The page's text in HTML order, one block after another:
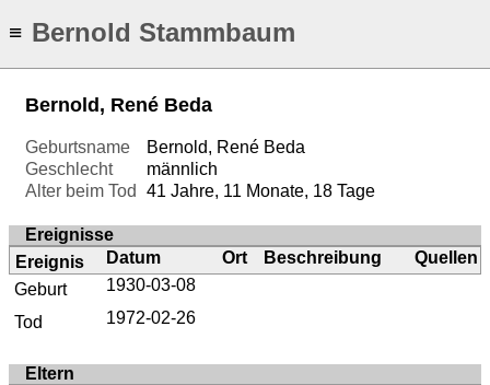
≡ Bernold Stammbaum
Bernold, René Beda
Geburtsname
Bernold, René Beda
Geschlecht
männlich
Alter beim Tod
41 Jahre, 11 Monate, 18 Tage
Ereignisse
Ereignis
Datum Ort Beschreibung
Quellen
Geburt
1930-03-08
Tod
1972-02-26
Eltern